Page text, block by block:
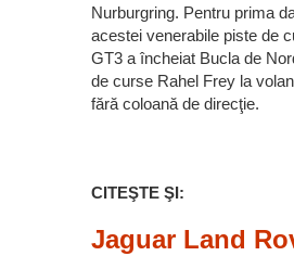
Nurburgring. Pentru prima
acestei venerabile piste de
GT3 a încheiat Bucla de
de curse Rahel Frey la
fără coloană de direcţie.
CITEŞTE ŞI:
Jaguar Land